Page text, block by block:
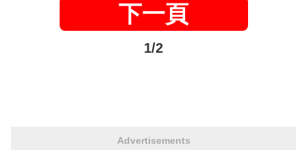
下一頁
1/2
Advertisements